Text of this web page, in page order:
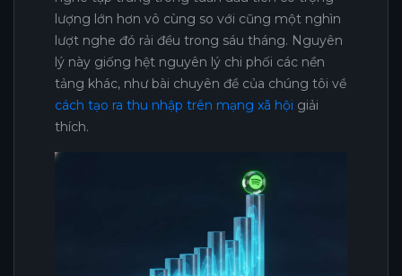
lượng lớn hơn vô cùng so với cũng một nghìn
lượt nghe đó rải đều trong sáu tháng. Nguyên
lý này giống hệt nguyên lý chi phối các nền
tảng khác, như bài chuyên đề của chúng tôi về
cách tạo ra thu nhập trên mạng xã hội giải
thích.